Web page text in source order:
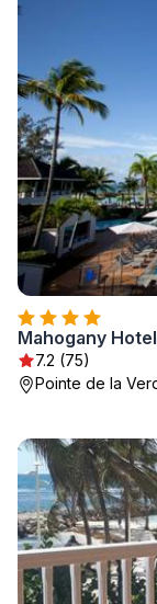
Mahogany
7.2 (75)
Pointe de la